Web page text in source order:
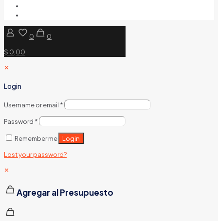
0
0
$ 0,00
✕
Login
Username or email *
Password *
Remember me Login
Lost your password?
✕
Agregar al Presupuesto